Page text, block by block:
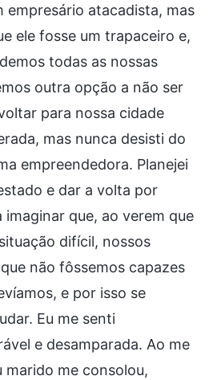
empresário atacadista, mas
ele fosse um trapaceiro e,
todas as nossas
outra opção a não ser
para nossa cidade
mas nunca desisti do
empreendedora. Planejei
e dar a volta por
imaginar que, ao verem que
difícil, nossos
não fôssemos capazes
e por isso se
Eu me senti
e desamparada. Ao me
me consolou,